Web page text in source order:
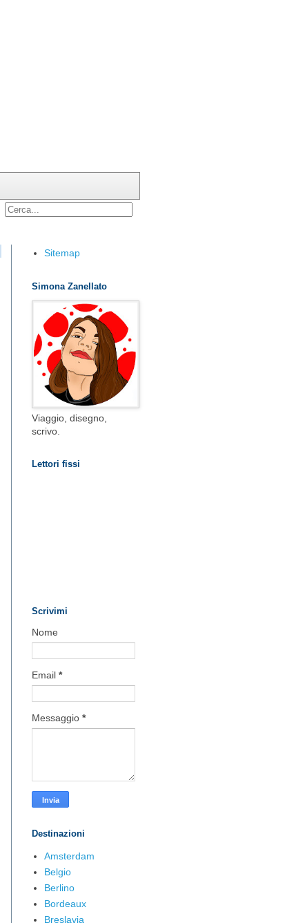
Sitemap
Simona Zanellato
Viaggio, disegno,
scrivo.
Lettori fissi
Scrivimi
Nome
Email *
Messaggio *
Destinazioni
Amsterdam
Belgio
Berlino
Bordeaux
Breslavia